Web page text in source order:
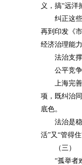
义，搞“远
纠正这
再到印发《
经济治理能
法治支
公平竞
上海完
项，既纠治
底色。
法治是
活”又“管得
（三）
“孤举者